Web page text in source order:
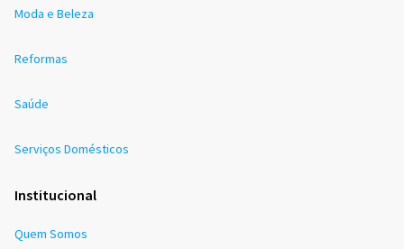
Moda e Beleza
Reformas
Saúde
Serviços Domésticos
Institucional
Quem Somos